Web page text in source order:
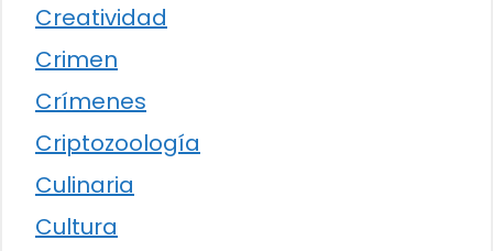
Creatividad
Crimen
Crímenes
Criptozoología
Culinaria
Cultura